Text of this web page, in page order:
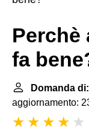
Perchè
fa
Domanda
aggiornamento: